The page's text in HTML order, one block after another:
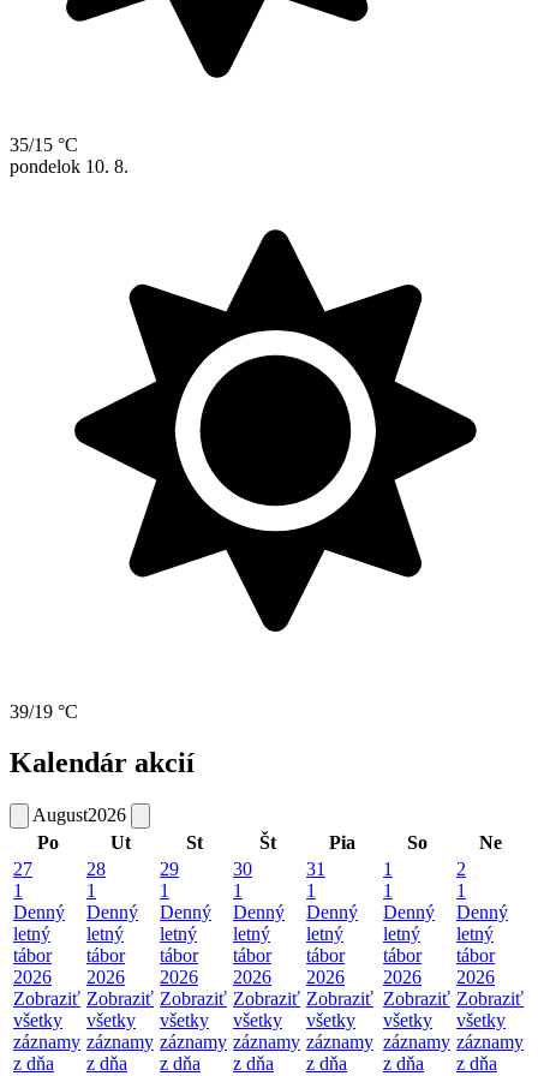
35/15 °C
pondelok 10. 8.
39/19 °C
Kalendár akcií
August2026
Po
Ut St Št Pia So
Ne
27
1
Denný
letný
tábor
2026
Zobraziť
všetky
záznamy
z dňa
28
1
Denný
letný
tábor
2026
Zobraziť
všetky
záznamy
z dňa
29
1
Denný
letný
tábor
2026
Zobraziť
všetky
záznamy
z dňa
30
1
Denný
letný
tábor
2026
Zobraziť
všetky
záznamy
z dňa
31
1
Denný
letný
tábor
2026
Zobraziť
všetky
záznamy
z dňa
1
1
Denný
letný
tábor
2026
Zobraziť
všetky
záznamy
z dňa
2
1
Denný
letný
tábor
2026
Zobraziť
všetky
záznamy
z dňa